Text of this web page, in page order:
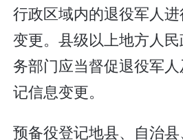
行政区域内的退役军人
变更。县级以上地方人
务部门应当督促退役军
记信息变更。
预备役登记地县、自治县